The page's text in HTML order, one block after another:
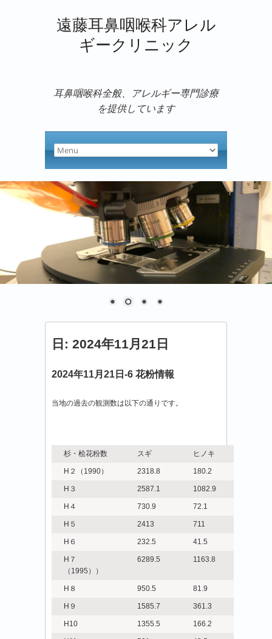
遠藤耳鼻咽喉科アレル
ギークリニック
耳鼻咽喉科全般、アレルギー専門診療
を提供しています
日: 2024年11月21日
2024年11月21日-6 花粉情報
当地の過去の観測数は以下の通りです。
杉・桧花粉数 スギ ヒノキ
H２（1990） 2318.8 180.2
H３ 2587.1 1082.9
H４ 730.9 72.1
H５ 2413 711
H６ 232.5 41.5
H７
（1995））
6289.5 1163.8
H８ 950.5 81.9
H９ 1585.7 361.3
H10 1355.5 166.2